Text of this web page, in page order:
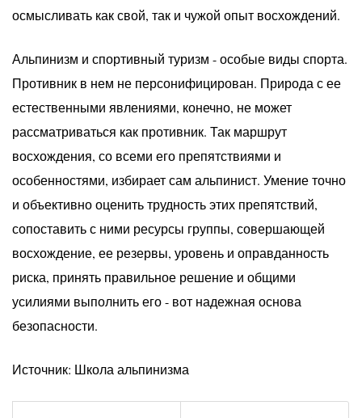
осмысливать как свой, так и чужой опыт восхождений.
Альпинизм и спортивный туризм - особые виды спорта.
Противник в нем не персонифицирован. Природа с ее
естественными явлениями, конечно, не может
рассматриваться как противник. Так маршрут
восхождения, со всеми его препятствиями и
особенностями, избирает сам альпинист. Умение точно
и объективно оценить трудность этих препятствий,
сопоставить с ними ресурсы группы, совершающей
восхождение, ее резервы, уровень и оправданность
риска, принять правильное решение и общими
усилиями выполнить его - вот надежная основа
безопасности.
Источник: Школа альпинизма